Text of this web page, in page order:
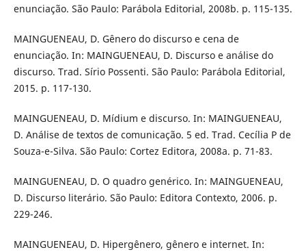
enunciação. São Paulo: Parábola Editorial, 2008b. p. 115-135.
MAINGUENEAU, D. Gênero do discurso e cena de
enunciação. In: MAINGUENEAU, D. Discurso e análise do
discurso. Trad. Sírio Possenti. São Paulo: Parábola Editorial,
2015. p. 117-130.
MAINGUENEAU, D. Mídium e discurso. In: MAINGUENEAU,
D. Análise de textos de comunicação. 5 ed. Trad. Cecília P de
Souza-e-Silva. São Paulo: Cortez Editora, 2008a. p. 71-83.
MAINGUENEAU, D. O quadro genérico. In: MAINGUENEAU,
D. Discurso literário. São Paulo: Editora Contexto, 2006. p.
229-246.
MAINGUENEAU, D. Hipergênero, gênero e internet. In: